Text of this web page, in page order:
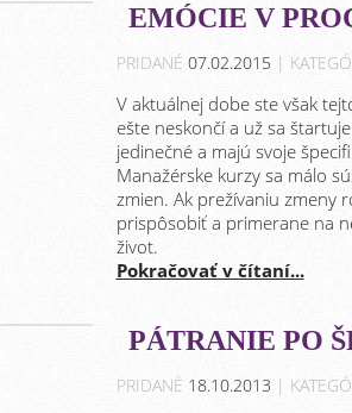
EMÓCIE V
PRIDANÉ 07.02.2015 |
V aktuálnej dobe ste však
ešte neskončí a už sa
jedinečné a majú svoje
Manažérske kurzy sa málo
zmien. Ak prežívaniu zmeny
prispôsobiť a primerane na
život.
Pokračovať v čítaní...
PÁTRANIE PO
PRIDANÉ 18.10.2013 |